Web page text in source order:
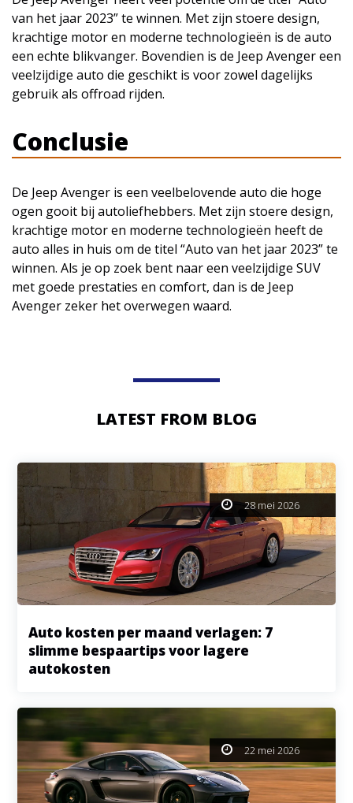
van het jaar 2023” te winnen. Met zijn stoere design,
krachtige motor en moderne technologieën is de auto
een echte blikvanger. Bovendien is de Jeep Avenger een
veelzijdige auto die geschikt is voor zowel dagelijks
gebruik als offroad rijden.
Conclusie
De Jeep Avenger is een veelbelovende auto die hoge
ogen gooit bij autoliefhebbers. Met zijn stoere design,
krachtige motor en moderne technologieën heeft de
auto alles in huis om de titel “Auto van het jaar 2023” te
winnen. Als je op zoek bent naar een veelzijdige SUV
met goede prestaties en comfort, dan is de Jeep
Avenger zeker het overwegen waard.
LATEST FROM BLOG
28 mei 2026
Auto kosten per maand verlagen: 7
slimme bespaartips voor lagere
autokosten
22 mei 2026